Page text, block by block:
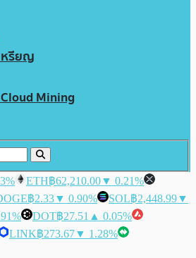
หรียญ
Mining
ETH฿62,210.00▼ 0.21%
฿2.33▼ 0.90% SOL฿2,448.99▼
DOT฿27.51 ▲ 0.05%
LINK฿273.67▼ 1.28%